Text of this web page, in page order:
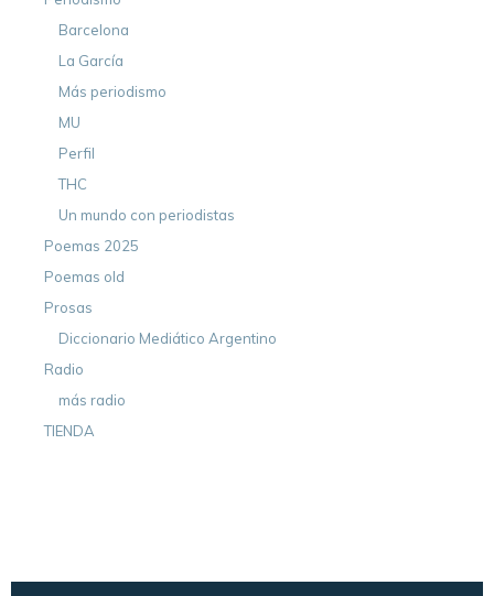
Barcelona
La García
Más periodismo
MU
Perfil
THC
Un mundo con periodistas
Poemas 2025
Poemas old
Prosas
Diccionario Mediático Argentino
Radio
más radio
TIENDA